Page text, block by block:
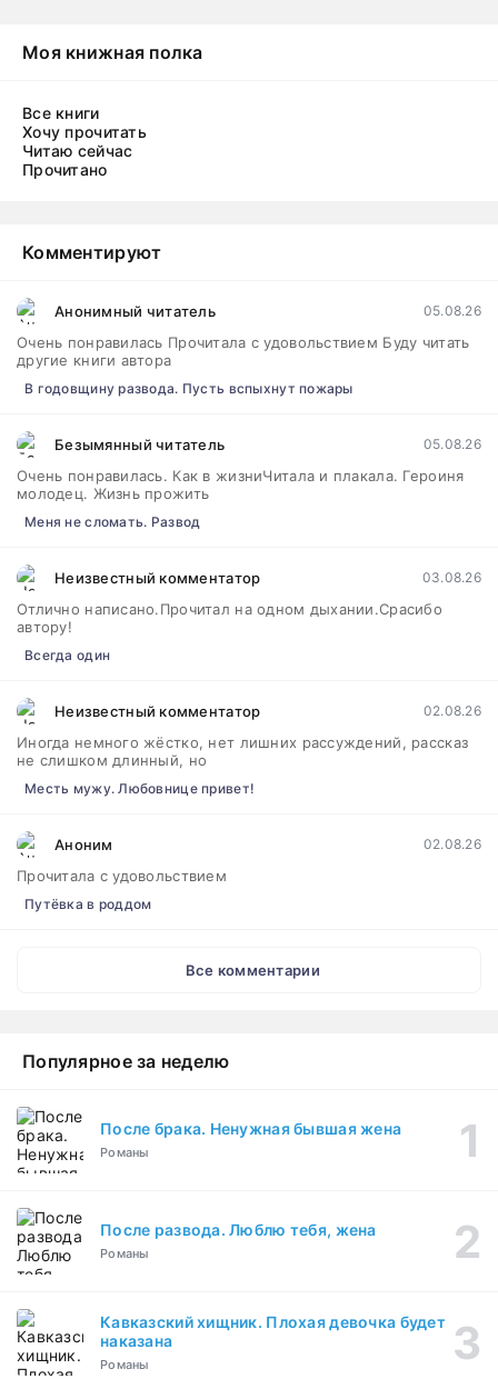
Моя книжная полка
Все книги
Хочу прочитать
Читаю сейчас
Прочитано
Комментируют
Анонимный читатель 05.08.26
Очень понравилась Прочитала с удовольствием Буду читать
другие книги автора
В годовщину развода. Пусть вспыхнут пожары
Безымянный читатель 05.08.26
Очень понравилась. Как в жизниЧитала и плакала. Героиня
молодец. Жизнь прожить
Меня не сломать. Развод
Неизвестный комментатор 03.08.26
Отлично написано.Прочитал на одном дыхании.Срасибо
автору!
Всегда один
Неизвестный комментатор 02.08.26
Иногда немного жёстко, нет лишних рассуждений, рассказ
не слишком длинный, но
Месть мужу. Любовнице привет!
Аноним 02.08.26
Прочитала с удовольствием
Путёвка в роддом
Все комментарии
Популярное за неделю
После брака. Ненужная бывшая жена
Романы
После развода. Люблю тебя, жена
Романы
Кавказский хищник. Плохая девочка будет
наказана
Романы